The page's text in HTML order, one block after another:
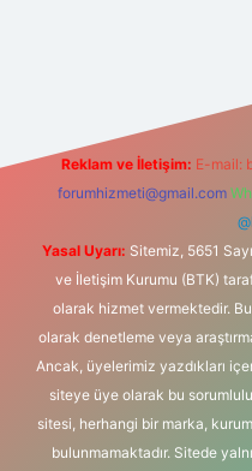
Reklam ve İletişim: E-mail:
forumhizmeti@gmail.com
Yasal Uyarı: Sitemiz, 5651
ve İletişim Kurumu (BTK)
olarak hizmet vermektedir.
olarak denetleme veya
Ancak, üyelerimiz yazdıkları
siteye üye olarak bu
sitesi, herhangi bir marka,
bulunmamaktadır. Sitede